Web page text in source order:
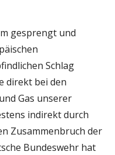
gesprengt und
Schlag
direkt bei den
Gas unserer
indirekt durch
Zusammenbruch der
Bundeswehr hat